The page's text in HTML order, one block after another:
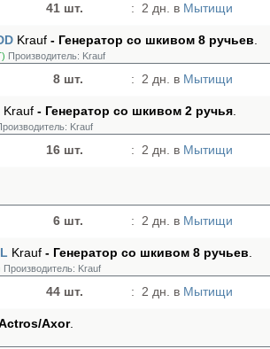
41 шт. : 2 дн. в Мытищи
Krauf - Генератор cо шкивом 8 ручьев
Производитель: Krauf
8 шт. : 2 дн. в Мытищи
Krauf - Генератор cо шкивом 2 ручья
Krauf
16 шт. : 2 дн. в Мытищи
6 шт. : 2 дн. в Мытищи
Krauf - Генератор cо шкивом 8 ручьев
Производитель: Krauf
44 шт. : 2 дн. в Мытищи
Axor.